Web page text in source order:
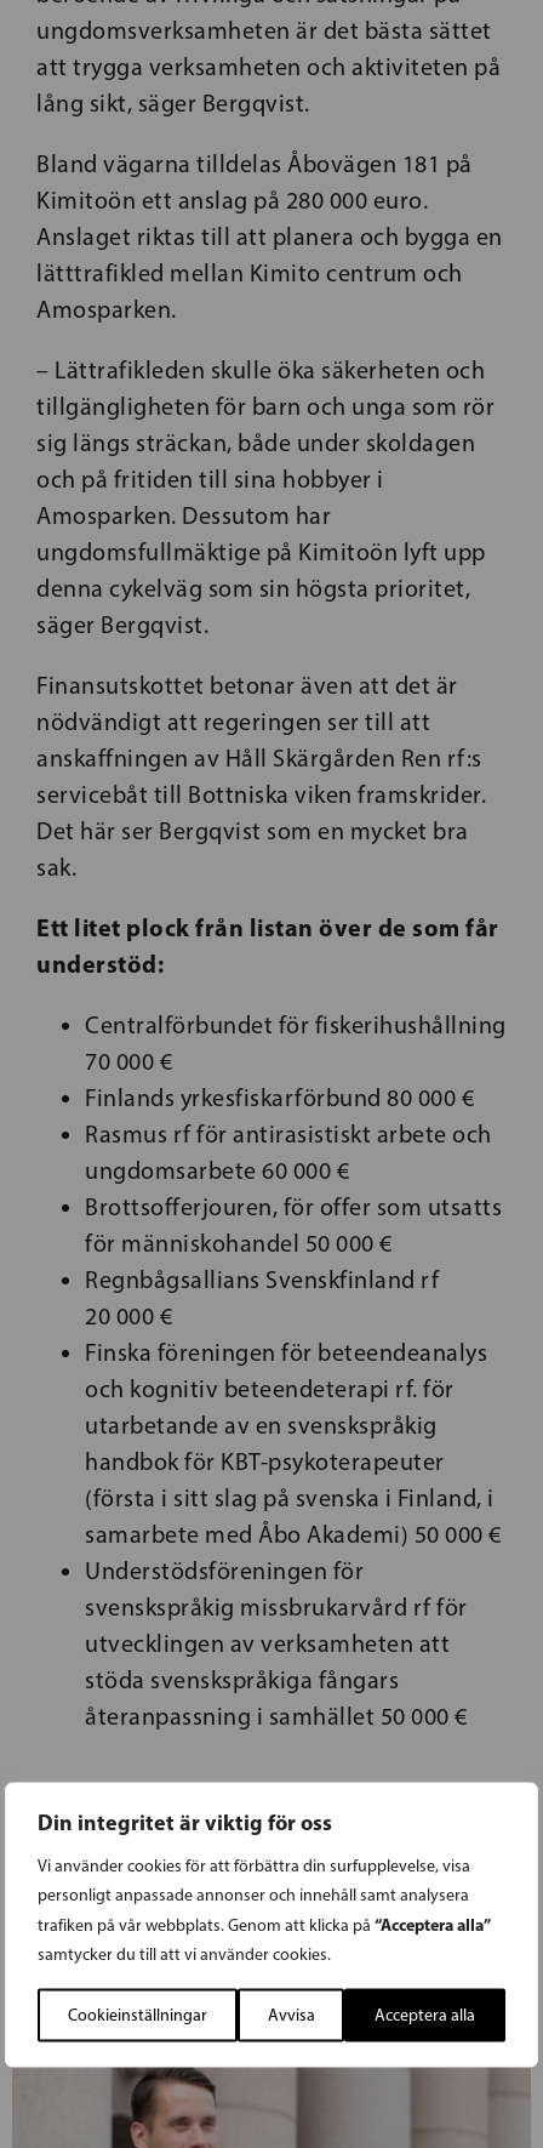
Din integritet är viktig för oss
Vi använder cookies för att förbättra din surfupplevelse, visa
personligt anpassade annonser och innehåll samt analysera
trafiken på vår webbplats. Genom att klicka på “Acceptera alla”
samtycker du till att vi använder cookies.
Cookieinställningar Avvisa Acceptera alla
ungdomsverksamheten är det bästa sättet
att trygga verksamheten och aktiviteten på
lång sikt, säger Bergqvist.
Bland vägarna tilldelas Åbovägen 181 på
Kimitoön ett anslag på 280 000 euro.
Anslaget riktas till att planera och bygga en
lätttrafikled mellan Kimito centrum och
Amosparken.
– Lättrafikleden skulle öka säkerheten och
tillgängligheten för barn och unga som rör
sig längs sträckan, både under skoldagen
och på fritiden till sina hobbyer i
Amosparken. Dessutom har
ungdomsfullmäktige på Kimitoön lyft upp
denna cykelväg som sin högsta prioritet,
säger Bergqvist.
Finansutskottet betonar även att det är
nödvändigt att regeringen ser till att
anskaffningen av Håll Skärgården Ren rf:s
servicebåt till Bottniska viken framskrider.
Det här ser Bergqvist som en mycket bra
sak.
Ett litet plock från listan över de som får
understöd:
Centralförbundet för fiskerihushållning
70 000 €
Finlands yrkesfiskarförbund 80 000 €
Rasmus rf för antirasistiskt arbete och
ungdomsarbete 60 000 €
Brottsofferjouren, för offer som utsatts
för människohandel 50 000 €
Regnbågsallians Svenskfinland rf
20 000 €
Finska föreningen för beteendeanalys
och kognitiv beteendeterapi rf. för
utarbetande av en svenskspråkig
handbok för KBT-psykoterapeuter
(första i sitt slag på svenska i Finland, i
samarbete med Åbo Akademi) 50 000 €
Understödsföreningen för
svenskspråkig missbrukarvård rf för
utvecklingen av verksamheten att
stöda svenskspråkiga fångars
återanpassning i samhället 50 000 €